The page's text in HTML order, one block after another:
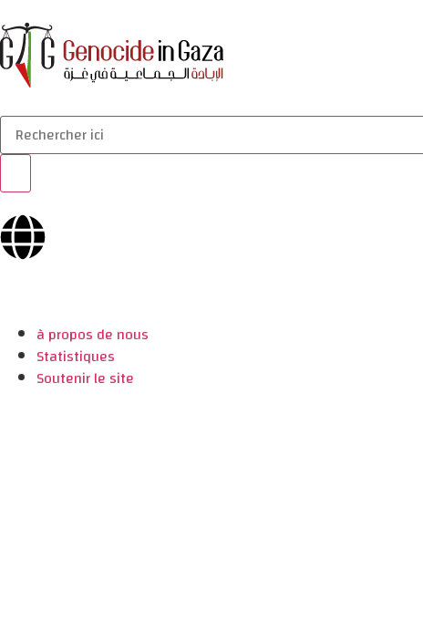
à propos de nous
Statistiques
Soutenir le site